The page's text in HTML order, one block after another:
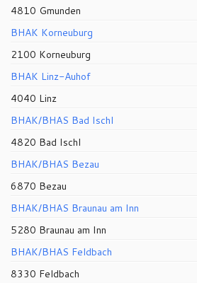
4810 Gmunden
BHAK Korneuburg
2100 Korneuburg
BHAK Linz-Auhof
4040 Linz
BHAK/BHAS Bad Ischl
4820 Bad Ischl
BHAK/BHAS Bezau
6870 Bezau
BHAK/BHAS Braunau am Inn
5280 Braunau am Inn
BHAK/BHAS Feldbach
8330 Feldbach